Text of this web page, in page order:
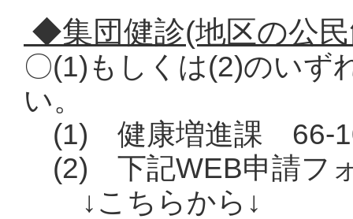
◆集団健診(地区の公
〇(1)もしくは(2)のいず
い。
(1) 健康増進課 66-
(2) 下記WEB申請フ
↓こちらから↓